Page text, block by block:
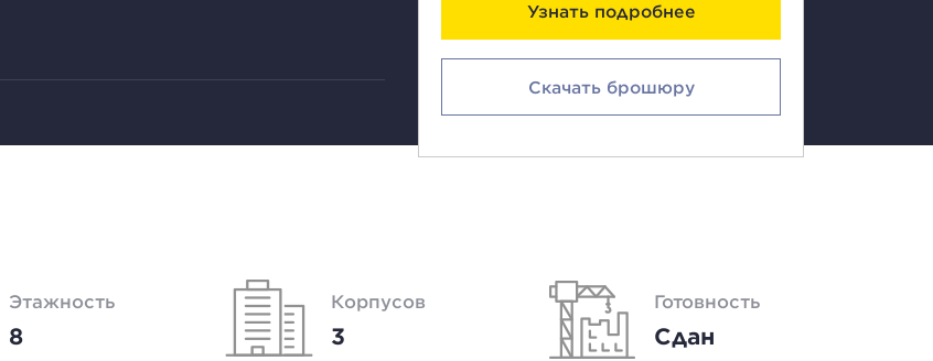
Узнать подробнее
Скачать брошюру
Этажность
8
Корпусов
3
Готовность
Сдан